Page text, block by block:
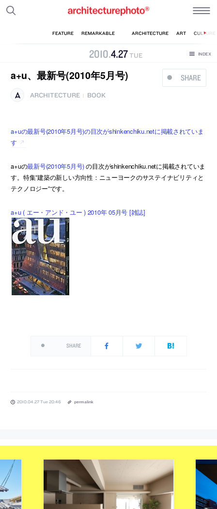
2010.4.27TUE
SHARE
a+u、最新号(2010年5月号)
ARCHITECTURE BOOK
a+uの最新号(2010年5月号)の目次がshinkenchiku.netに掲載されていま
す
a+uの最新号(2010年5月号)の目次がshinkenchiku.netに掲載されていま
す。特集”建築の新しい方向性：ニューヨークのサステイナビリティと
テクノロジー”です。
a+u ( エー・アンド・ユー ) 2010年 05月号 [雑誌]
SHARE
2010.04.27 Tue 20:46 permalink